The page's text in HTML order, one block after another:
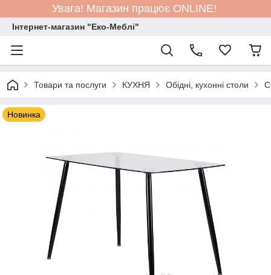
Увага! Магазин працює ONLINE!
Інтернет-магазин "Еко-Меблі"
Товари та послуги КУХНЯ Обідні, кухонні столи
Новинка